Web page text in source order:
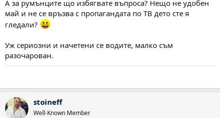
А за румънците що избягвате въпроса? Нещо не удобен
май и не се връзва с пропагандата по ТВ дето сте я
гледали?
Уж сериозни и начетени се водите, малко съм
разочарован.
stoineff
Well-Known Member